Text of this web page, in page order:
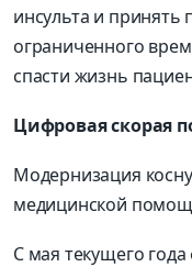
инсульта и принять
ограниченного
спасти жизнь
Цифровая скорая
Модернизация
медицинской
С мая текущего